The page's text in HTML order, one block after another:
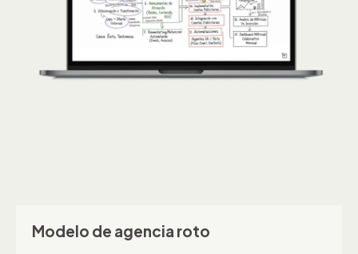
Modelo de agencia roto